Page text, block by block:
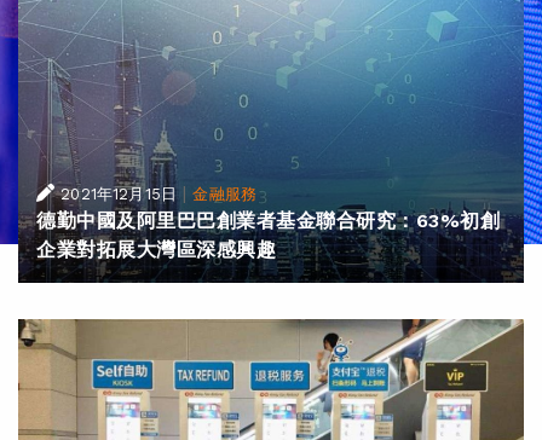
2021年12月15日 |金融服務
德勤中國及阿里巴巴創業者基金聯合研究：63%初創
企業對拓展大灣區深感興趣